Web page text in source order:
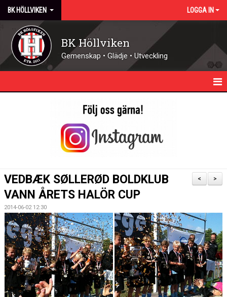
BK HÖLLVIKEN LOGGA IN
BK Höllviken
Gemenskap • Glädje • Utveckling
FÖRENINGEN
DOMARE
BILDGALLERI
DOKUMENT
SPELKLAR - FOLKSAM
>
<
VEDBÆK SØLLERØD BOLDKLUB
VANN ÅRETS HALÖR CUP
2014-06-02 12:30